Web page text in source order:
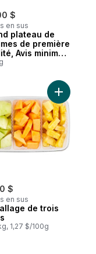
$
en sus
plateau de
de première
Avis minimum
heures requis
de légumes au
$
en sus
de trois
1,27 $/100g
Ajouter